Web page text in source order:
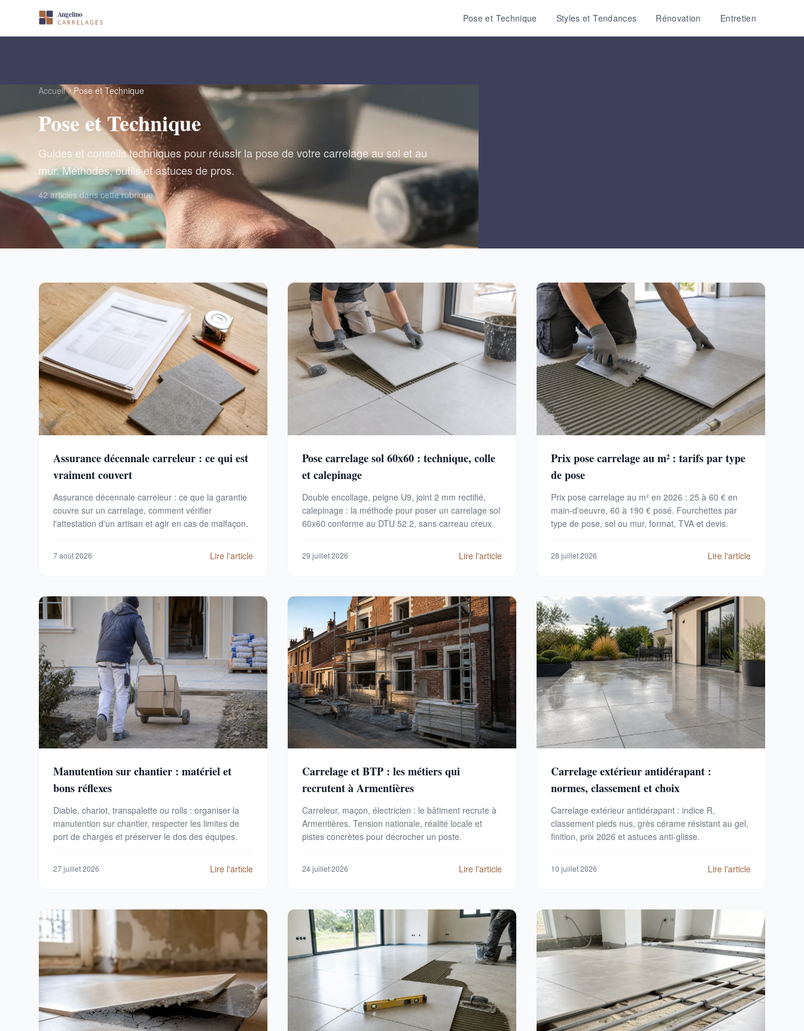
Pose et Technique Styles et Tendances Rénovation Entretien
Accueil Pose et Technique
Pose et Technique
Guides et conseils techniques pour réussir la pose de votre carrelage au sol et au
mur. Méthodes, outils et astuces de pros.
42 articles dans cette rubrique
Assurance décennale carreleur : ce qui est
vraiment couvert
Assurance décennale carreleur : ce que la garantie
couvre sur un carrelage, comment vérifier
l'attestation d'un artisan et agir en cas de malfaçon.
7 août 2026 Lire l'article
Pose carrelage sol 60x60 : technique, colle
et calepinage
Double encollage, peigne U9, joint 2 mm rectifié,
calepinage : la méthode pour poser un carrelage sol
60x60 conforme au DTU 52.2, sans carreau creux.
29 juillet 2026 Lire l'article
Prix pose carrelage au m² : tarifs par type
de pose
Prix pose carrelage au m² en 2026 : 25 à 60 € en
main-d'oeuvre, 60 à 190 € posé. Fourchettes par
type de pose, sol ou mur, format, TVA et devis.
28 juillet 2026 Lire l'article
Manutention sur chantier : matériel et
bons réflexes
Diable, chariot, transpalette ou rolls : organiser la
manutention sur chantier, respecter les limites de
port de charges et préserver le dos des équipes.
27 juillet 2026 Lire l'article
Carrelage et BTP : les métiers qui
recrutent à Armentières
Carreleur, maçon, électricien : le bâtiment recrute à
Armentières. Tension nationale, réalité locale et
pistes concrètes pour décrocher un poste.
24 juillet 2026 Lire l'article
Carrelage extérieur antidérapant :
normes, classement et choix
Carrelage extérieur antidérapant : indice R,
classement pieds nus, grès cérame résistant au gel,
finition, prix 2026 et astuces anti-glisse.
10 juillet 2026 Lire l'article